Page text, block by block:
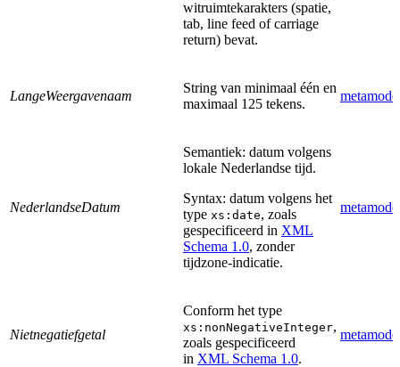
witruimtekarakters (spatie,
tab, line feed of carriage
return) bevat.
LangeWeergavenaam
String van minimaal één en
maximaal 125 tekens.
NederlandseDatum
Semantiek: datum volgens
lokale Nederlandse tijd.
Syntax: datum volgens het
type xs:date, zoals
gespecificeerd in XML
Schema 1.0, zonder
tijdzone-indicatie.
Nietnegatiefgetal
Conform het type
xs:nonNegativeInteger,
zoals gespecificeerd
in XML Schema 1.0.